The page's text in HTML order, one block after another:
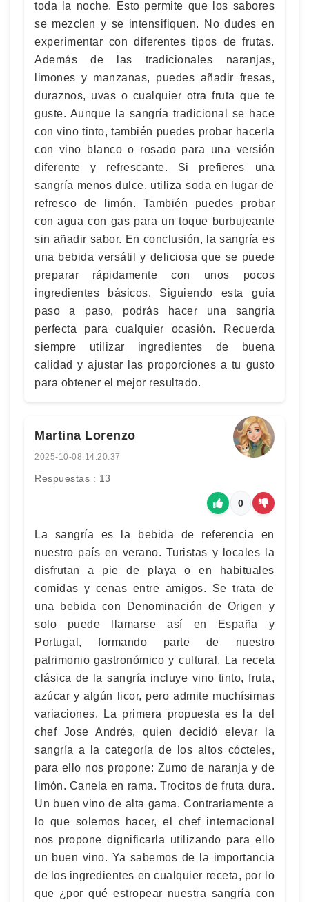
toda la noche. Esto permite que los sabores
se mezclen y se intensifiquen. No dudes en
experimentar con diferentes tipos de frutas.
Además de las tradicionales naranjas,
limones y manzanas, puedes añadir fresas,
duraznos, uvas o cualquier otra fruta que te
guste. Aunque la sangría tradicional se hace
con vino tinto, también puedes probar hacerla
con vino blanco o rosado para una versión
diferente y refrescante. Si prefieres una
sangría menos dulce, utiliza soda en lugar de
refresco de limón. También puedes probar
con agua con gas para un toque burbujeante
sin añadir sabor. En conclusión, la sangría es
una bebida versátil y deliciosa que se puede
preparar rápidamente con unos pocos
ingredientes básicos. Siguiendo esta guía
paso a paso, podrás hacer una sangría
perfecta para cualquier ocasión. Recuerda
siempre utilizar ingredientes de buena
calidad y ajustar las proporciones a tu gusto
para obtener el mejor resultado.
Martina Lorenzo
2025-10-08 14:20:37
Respuestas : 13
0
La sangría es la bebida de referencia en
nuestro país en verano. Turistas y locales la
disfrutan a pie de playa o en habituales
comidas y cenas entre amigos. Se trata de
una bebida con Denominación de Origen y
solo puede llamarse así en España y
Portugal, formando parte de nuestro
patrimonio gastronómico y cultural. La receta
clásica de la sangría incluye vino tinto, fruta,
azúcar y algún licor, pero admite muchísimas
variaciones. La primera propuesta es la del
chef Jose Andrés, quien decidió elevar la
sangría a la categoría de los altos cócteles,
para ello nos propone: Zumo de naranja y de
limón. Canela en rama. Trocitos de fruta dura.
Un buen vino de alta gama. Contrariamente a
lo que solemos hacer, el chef internacional
nos propone dignificarla utilizando para ello
un buen vino. Ya sabemos de la importancia
de los ingredientes en cualquier receta, por lo
que ¿por qué estropear nuestra sangría con